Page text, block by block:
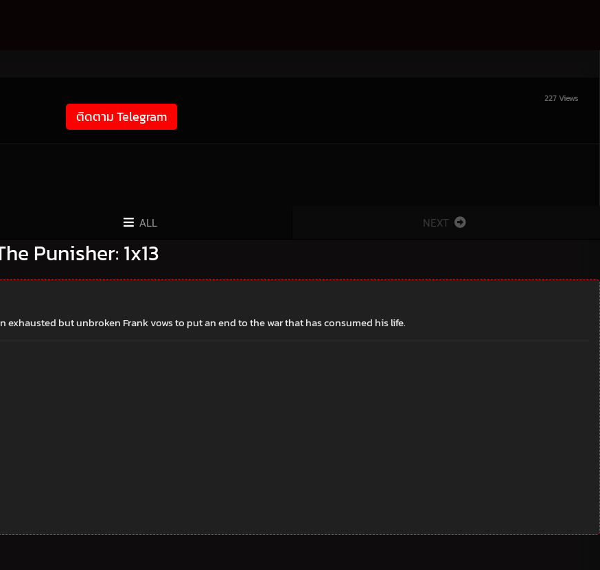
227 Views
ติดตาม Telegram
ALL NEXT
Punisher: 1x13
exhausted but unbroken Frank vows to put an end to the war that has consumed his life.